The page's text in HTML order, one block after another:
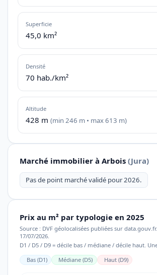
Superficie
45,0 km²
Densité
70 hab./km²
Altitude
428 m (min 246 m • max 613 m)
Marché immobilier à Arbois (Jura)
Pas de point marché validé pour 2026.
Prix au m² par typologie en 2025
Source : DVF géolocalisées publiées sur
17/07/2026.
D1 / D5 / D9 = décile bas / médiane / décile haut.
Bas (D1)
Médiane (D5) Haut (D9)